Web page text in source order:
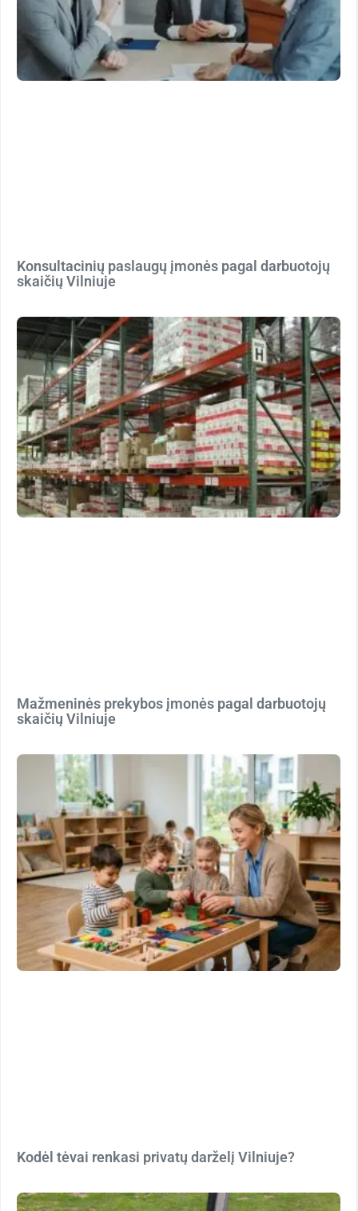
Konsultacinių paslaugų įmonės pagal darbuotojų
skaičių Vilniuje
Mažmeninės prekybos įmonės pagal darbuotojų
skaičių Vilniuje
Kodėl tėvai renkasi privatų darželį Vilniuje?